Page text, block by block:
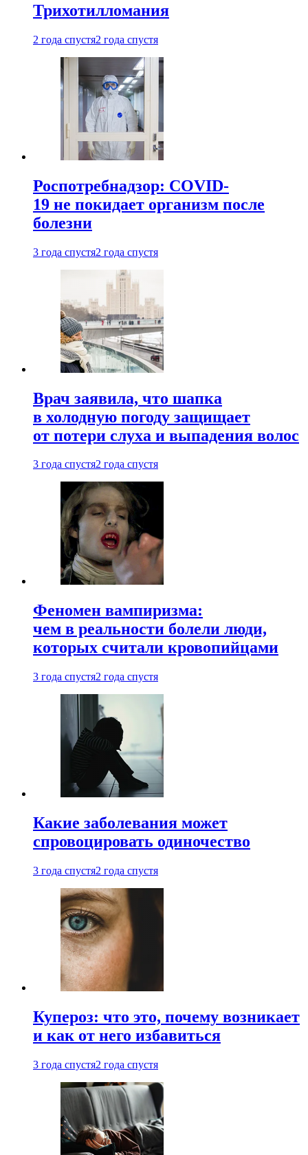
Трихотилломания
2 года спустя2 года спустя
Роспотребнадзор: COVID-
19 не покидает организм после
болезни
3 года спустя2 года спустя
Врач заявила, что шапка
в холодную погоду защищает
от потери слуха и выпадения волос
3 года спустя2 года спустя
Феномен вампиризма:
чем в реальности болели люди,
которых считали кровопийцами
3 года спустя2 года спустя
Какие заболевания может
спровоцировать одиночество
3 года спустя2 года спустя
Купероз: что это, почему возникает
и как от него избавиться
3 года спустя2 года спустя